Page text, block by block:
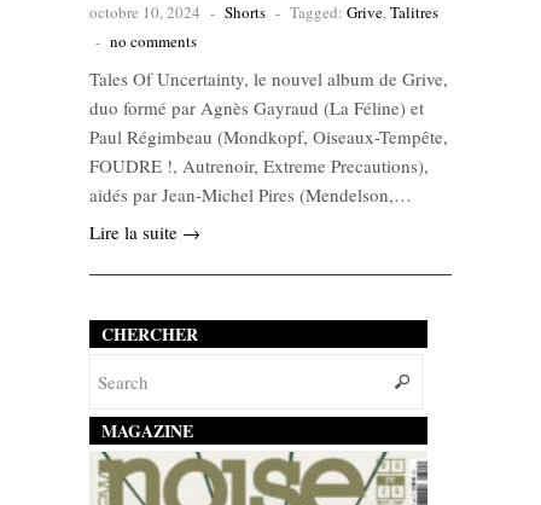
octobre 10, 2024 - Shorts - Tagged: Grive,Talitres
- no comments
Tales Of Uncertainty, le nouvel album de Grive,
duo formé par Agnès Gayraud (La Féline) et
Paul Régimbeau (Mondkopf, Oiseaux-Tempête,
FOUDRE !, Autrenoir, Extreme Precautions),
aidés par Jean-Michel Pires (Mendelson,…
Lire la suite →
CHERCHER
MAGAZINE